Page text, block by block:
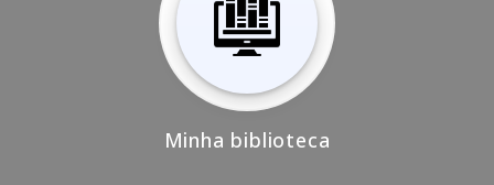
Minha biblioteca